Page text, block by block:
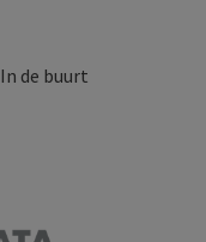
In de buurt